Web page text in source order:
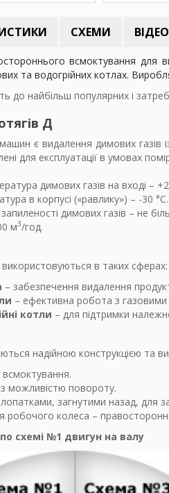
СХЕМИ ВІДЕО
всмоктування для
та водогрійних котлах.
до найбільш популярних і
Д
є видалення димових газів
для експлуатації в умовах
димових газів на вході –
в корпусі («равлику») – -30 °С.
димових газів – не
м3/год.
в таких сферах:
– забезпечення видалення
– ефективна робота з
котли – для підтримки
надійною конструкцією та
можливістю повороту.
загнутими назад, для
робочого колеса –
схемі №1 двигун на валу